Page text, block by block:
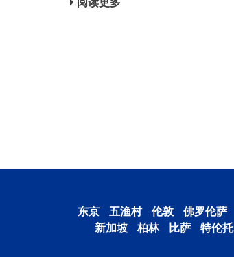
东京 五渔村 伦敦 佛罗伦萨
新加坡
柏林 比萨 特伦托